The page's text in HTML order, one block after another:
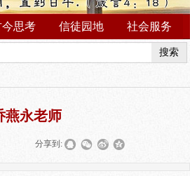
今思考 信徒园地 社会服务
搜索
燕永老师
分享到: